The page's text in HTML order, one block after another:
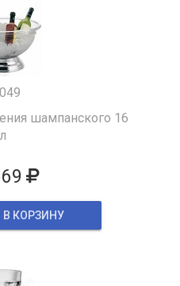
шампанского 16
л
КОРЗИНУ